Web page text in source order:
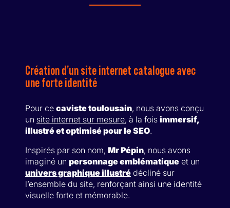
Création d’un site internet catalogue avec
une forte identité
Pour ce caviste toulousain, nous avons conçu
un site internet sur mesure, à la fois immersif,
illustré et optimisé pour le SEO.
Inspirés par son nom, Mr Pépin, nous avons
imaginé un personnage emblématique et un
univers graphique illustré décliné sur
l’ensemble du site, renforçant ainsi une identité
visuelle forte et mémorable.